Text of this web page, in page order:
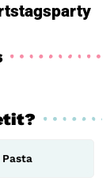
Pasta